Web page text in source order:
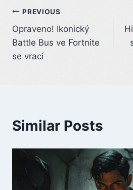
Post
navigation
PREVIOUS
Opraveno! Ikonický
Battle Bus ve Fortnite
se vrací
Similar Posts